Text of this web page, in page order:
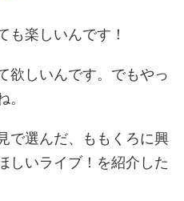
も楽しいんです！
欲しいんです。でもやっ
で選んだ、ももくろに興
しいライブ！を紹介した